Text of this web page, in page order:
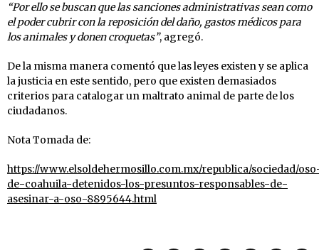
“Por ello se buscan que las sanciones administrativas sean como
el poder cubrir con la reposición del daño, gastos médicos para
los animales y donen croquetas”, agregó.
De la misma manera comentó que las leyes existen y se aplica
la justicia en este sentido, pero que existen demasiados
criterios para catalogar un maltrato animal de parte de los
ciudadanos.
Nota Tomada de:
https://www.elsoldehermosillo.com.mx/republica/sociedad/
de-coahuila-detenidos-los-presuntos-responsables-de-
asesinar-a-oso-8895644.html